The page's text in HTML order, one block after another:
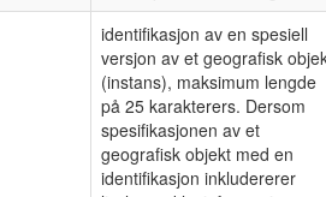
identifikasjon av en spesiell
versjon av et geografisk
(instans), maksimum lengde
på 25 karakterers. Dersom
spesifikasjonen av et
geografisk objekt med en
identifikasjon inkludererer